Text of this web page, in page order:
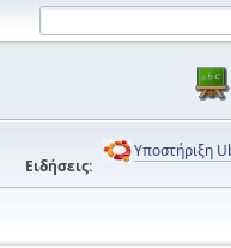
Ειδήσεις:
Υποστήριξη